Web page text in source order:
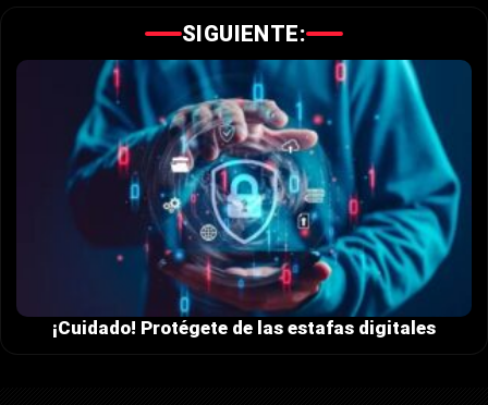
SIGUIENTE:
¡Cuidado! Protégete de las estafas digitales